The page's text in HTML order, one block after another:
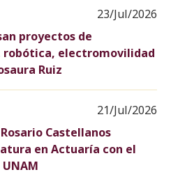
23/Jul/2026
proyectos de
electromovilidad
Ruiz
21/Jul/2026
Castellanos
en Actuaría con el